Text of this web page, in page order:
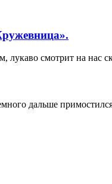
смотрит на нас
дальше